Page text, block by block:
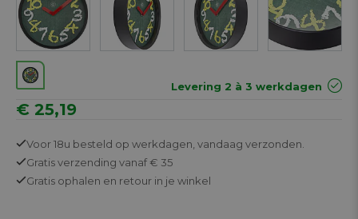
Levering 2 à 3 werkdagen
€ 25,19
Voor 18u besteld op werkdagen, vandaag verzonden.
Gratisverzending vanaf € 35
Gratis ophalen en retour in je winkel